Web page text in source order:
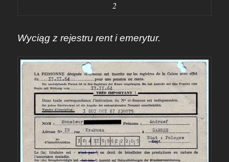
2
Wyciąg z rejestru rent i emerytur.